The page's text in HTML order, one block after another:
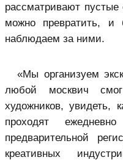
рассматривают
можно превратить,
наблюдаем за ними.
«Мы организуем
любой москвич
художников, увидеть,
проходят
предварительной
креативных